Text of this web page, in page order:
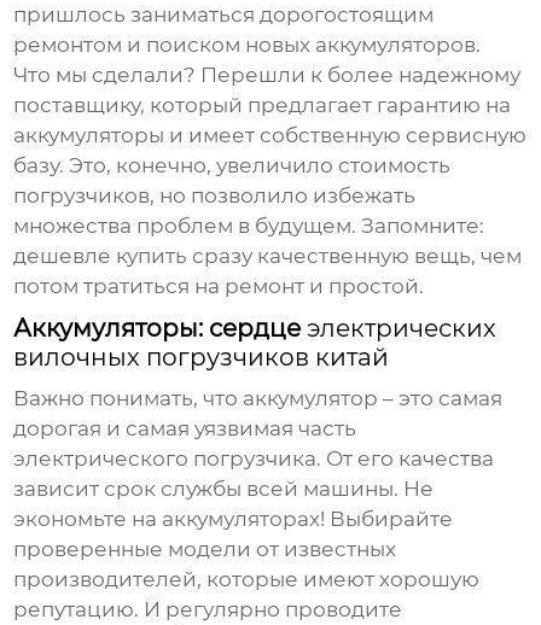
пришлось заниматься дорогостоящим
ремонтом и поиском новых аккумуляторов.
Что мы сделали? Перешли к более надежному
поставщику, который предлагает гарантию на
аккумуляторы и имеет собственную сервисную
базу. Это, конечно, увеличило стоимость
погрузчиков, но позволило избежать
множества проблем в будущем. Запомните:
дешевле купить сразу качественную вещь, чем
потом тратиться на ремонт и простой.
Аккумуляторы: сердцеэлектрических
вилочных погрузчиков китай
Важно понимать, что аккумулятор – это самая
дорогая и самая уязвимая часть
электрического погрузчика. От его качества
зависит срок службы всей машины. Не
экономьте на аккумуляторах! Выбирайте
проверенные модели от известных
производителей, которые имеют хорошую
репутацию. И регулярно проводите